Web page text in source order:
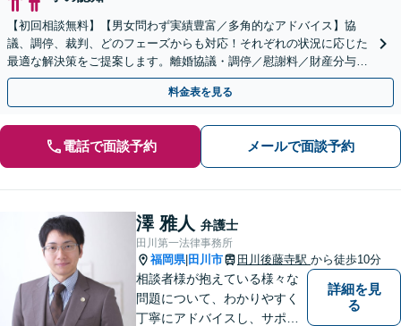
【初回相談無料】【男女問わず実績豊富／多角的なアドバイス】協
議、調停、裁判、どのフェーズからも対応！それぞれの状況に応じた
最適な解決策をご提案します。離婚協議・調停／慰謝料／財産分与／
親権・養育費・面会交流／婚姻費用【休日・夜間相談可】
料金表を見る
電話で面談予約 メールで面談予約
澤 雅人 弁護士
田川第一法律事務所
福岡県| 田川市 田川後藤寺駅 から徒歩10分
相談者様が抱えている様々な
問題について、わかりやすく
丁寧にアドバイスし、サポー
詳細を見
る